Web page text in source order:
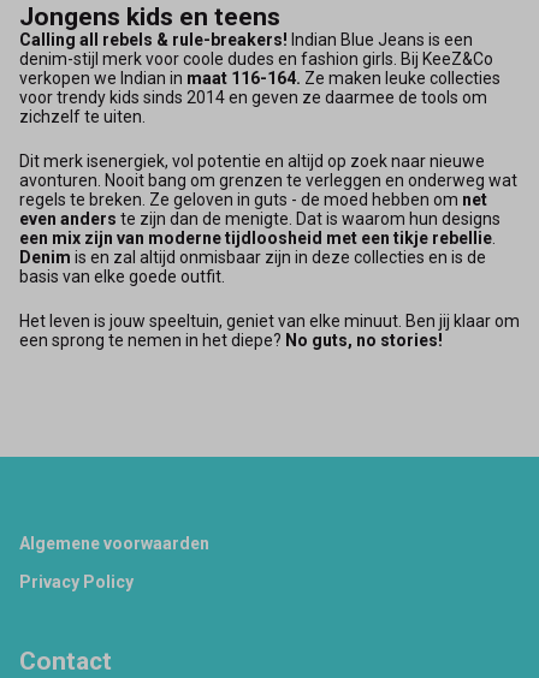
Jongens kids en teens
Calling all rebels & rule-breakers! Indian Blue Jeans is een
denim-stijl merk voor coole dudes en fashion girls. Bij KeeZ&Co
verkopen we Indian in maat 116-164. Ze maken leuke collecties
voor trendy kids sinds 2014 en geven ze daarmee de tools om
zichzelf te uiten.
Dit merk isenergiek, vol potentie en altijd op zoek naar nieuwe
avonturen. Nooit bang om grenzen te verleggen en onderweg wat
regels te breken. Ze geloven in guts - de moed hebben om net
even anders te zijn dan de menigte. Dat is waarom hun designs
een mix zijn van moderne tijdloosheid met een tikje rebellie
Denim is en zal altijd onmisbaar zijn in deze collecties en is de
basis van elke goede outfit.
Het leven is jouw speeltuin, geniet van elke minuut. Ben jij klaar om
een sprong te nemen in het diepe? No guts, no stories!
Footer
Algemene voorwaarden
Privacy Policy
Contact